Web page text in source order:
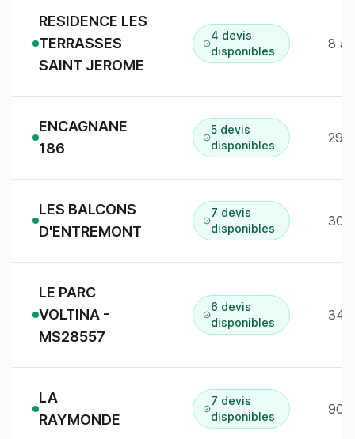
RESIDENCE LES
TERRASSES
SAINT JEROME
4 devis
disponibles
8
ENCAGNANE
186
5 devis
disponibles
LES BALCONS
D'ENTREMONT
7 devis
disponibles
30
LE PARC
VOLTINA -
MS28557
6 devis
disponibles
LA
RAYMONDE
7 devis
disponibles